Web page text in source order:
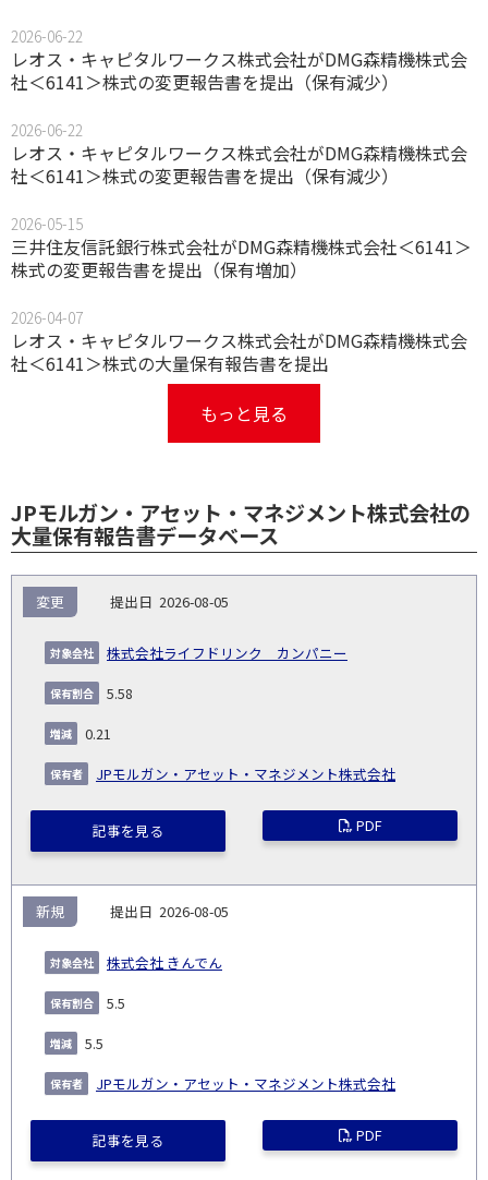
2026-06-22
レオス・キャピタルワークス株式会社がDMG森精機株式会
社＜6141＞株式の変更報告書を提出（保有減少）
2026-06-22
レオス・キャピタルワークス株式会社がDMG森精機株式会
社＜6141＞株式の変更報告書を提出（保有減少）
2026-05-15
三井住友信託銀行株式会社がDMG森精機株式会社＜6141＞
株式の変更報告書を提出（保有増加）
2026-04-07
レオス・キャピタルワークス株式会社がDMG森精機株式会
社＜6141＞株式の大量保有報告書を提出
もっと見る
JPモルガン・アセット・マネジメント株式会社の
大量保有報告書データベース
NO.
告
義
務
発
生
日
出
コー
象
業
種
割
2026-08-05
株式会社ライフドリンク カンパニー
変更
5.58
0.21
JPモルガン・アセット・マネジメント株式会社
記事を見る PDF
2026-08-05
株式会社 きんでん
新規
5.5
5.5
JPモルガン・アセット・マネジメント株式会社
記事を見る PDF